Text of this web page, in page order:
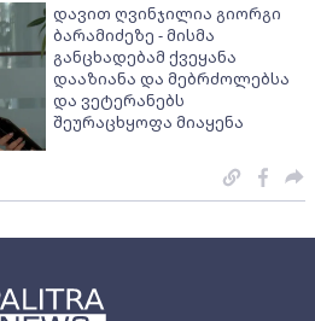
დავით ღვინჯილია გიორგი
ბარამიძეზე - მისმა
განცხადებამ ქვეყანა
დააზიანა და მებრძოლებსა
და ვეტერანებს
შეურაცხყოფა მიაყენა